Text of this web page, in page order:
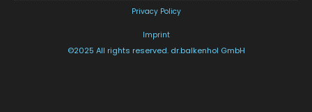
Privacy Policy
Imprint
©2025 All rights reserved. dr.balkenhol GmbH